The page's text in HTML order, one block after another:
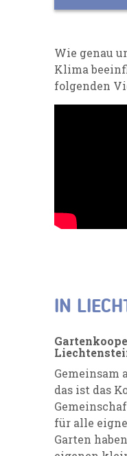
Wie genau
Klima
folgenden
IN
Gemeinsam
das ist das
für alle
Garten